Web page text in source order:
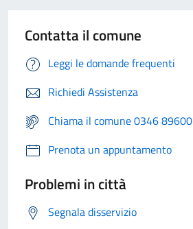
Contatta il comune
Leggi le domande frequenti
Richiedi Assistenza
Chiama il comune 0346 89600
Prenota un appuntamento
Problemi in città
Segnala disservizio